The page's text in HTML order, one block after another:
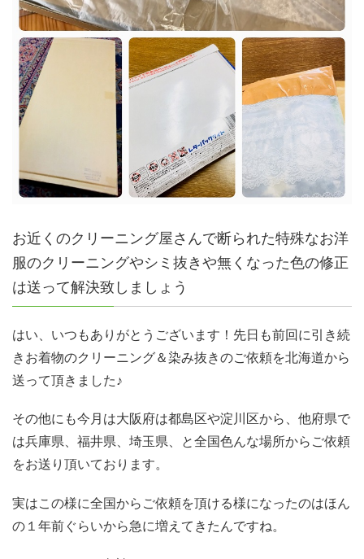
お近くのクリーニング屋さんで断られた特殊なお洋
服のクリーニングやシミ抜きや無くなった色の修正
は送って解決致しましょう
はい、いつもありがとうございます！先日も前回に引き続
きお着物のクリーニング＆染み抜きのご依頼を北海道から
送って頂きました♪
その他にも今月は大阪府は都島区や淀川区から、他府県で
は兵庫県、福井県、埼玉県、と全国色んな場所からご依頼
をお送り頂いております。
実はこの様に全国からご依頼を頂ける様になったのはほん
の１年前ぐらいから急に増えてきたんですね。